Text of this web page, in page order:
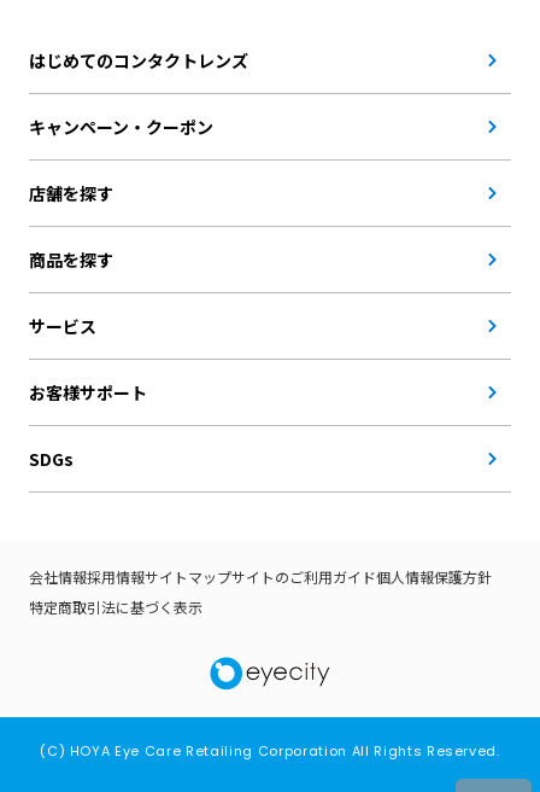
はじめてのコンタクトレンズ
キャンペーン・クーポン
店舗を探す
商品を探す
サービス
お客様サポート
SDGs
会社情報採用情報サイトマップサイトのご利用ガイド個人情報保護方針
特定商取引法に基づく表示
(C) HOYA Eye Care Retailing Corporation All Rights Reserved.